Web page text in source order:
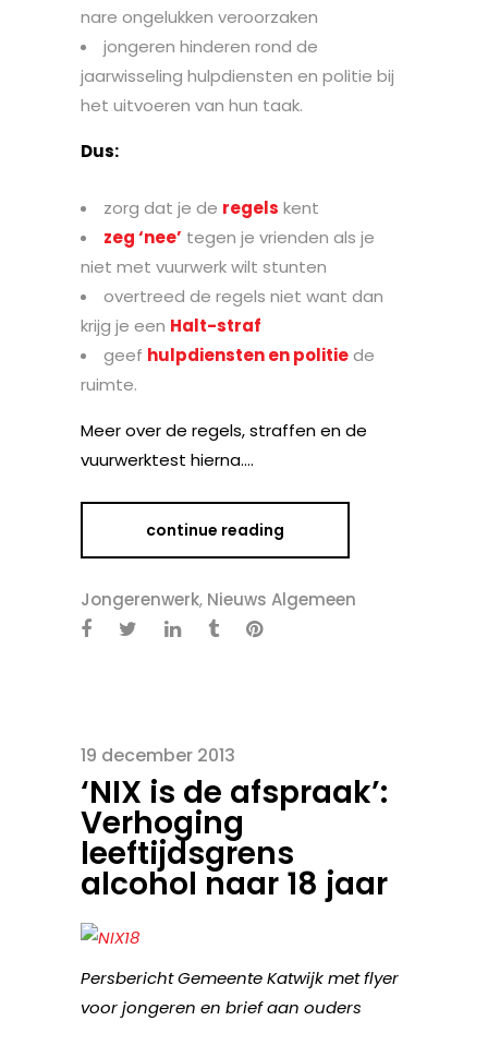
nare ongelukken veroorzaken
jongeren hinderen rond de
jaarwisseling hulpdiensten en politie bij
het uitvoeren van hun taak.
Dus:
zorg dat je de regels kent
zeg ‘nee’ tegen je vrienden als je
niet met vuurwerk wilt stunten
overtreed de regels niet want dan
krijg je een Halt-straf
geef hulpdiensten en politiede
ruimte.
Meer over de regels, straffen en de
vuurwerktest hierna….
continue reading
Jongerenwerk, Nieuws Algemeen
19 december 2013
‘NIX is de afspraak’:
Verhoging
leeftijdsgrens
alcohol naar 18 jaar
Persbericht Gemeente Katwijk met flyer
voor jongeren en brief aan ouders